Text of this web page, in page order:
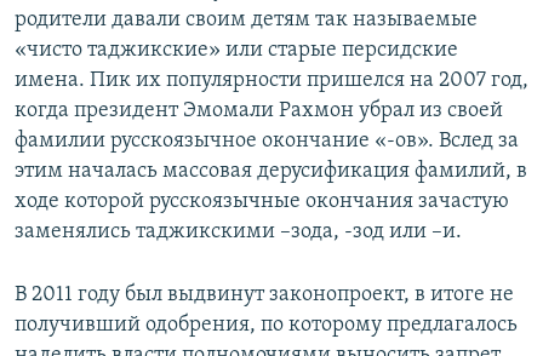
родители давали своим детям так называемые
«чисто таджикские» или старые персидские
имена. Пик их популярности пришелся на 2007 год,
когда президент Эмомали Рахмон убрал из своей
фамилии русскоязычное окончание «-ов». Вслед за
этим началась массовая дерусификация фамилий, в
ходе которой русскоязычные окончания зачастую
заменялись таджикскими –зода, -зод или –и.
В 2011 году был выдвинут законопроект, в итоге не
получивший одобрения, по которому предлагалось